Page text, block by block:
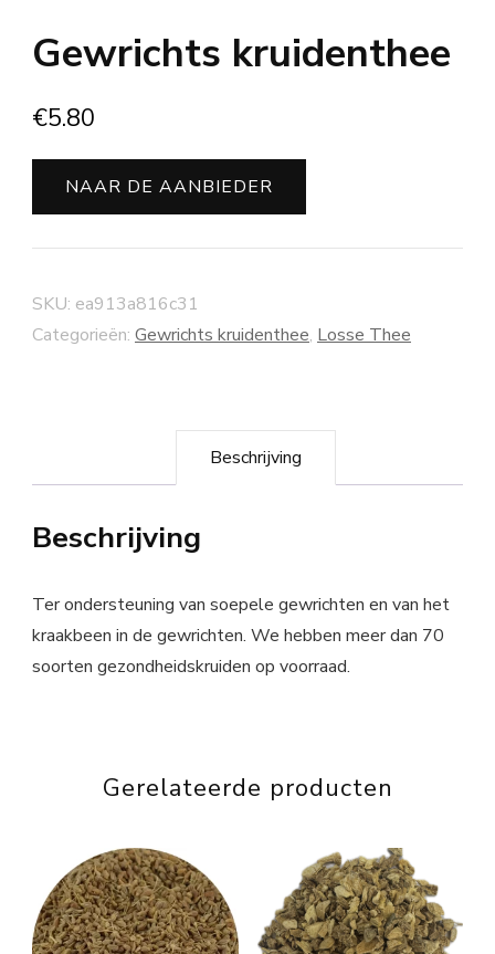
Gewrichts kruidenthee
€5.80
NAAR DE AANBIEDER
SKU: ea913a816c31
Categorieën: Gewrichts kruidenthee, Losse Thee
Beschrijving
Beschrijving
Ter ondersteuning van soepele gewrichten en van het
kraakbeen in de gewrichten. We hebben meer dan 70
soorten gezondheidskruiden op voorraad.
Gerelateerde producten